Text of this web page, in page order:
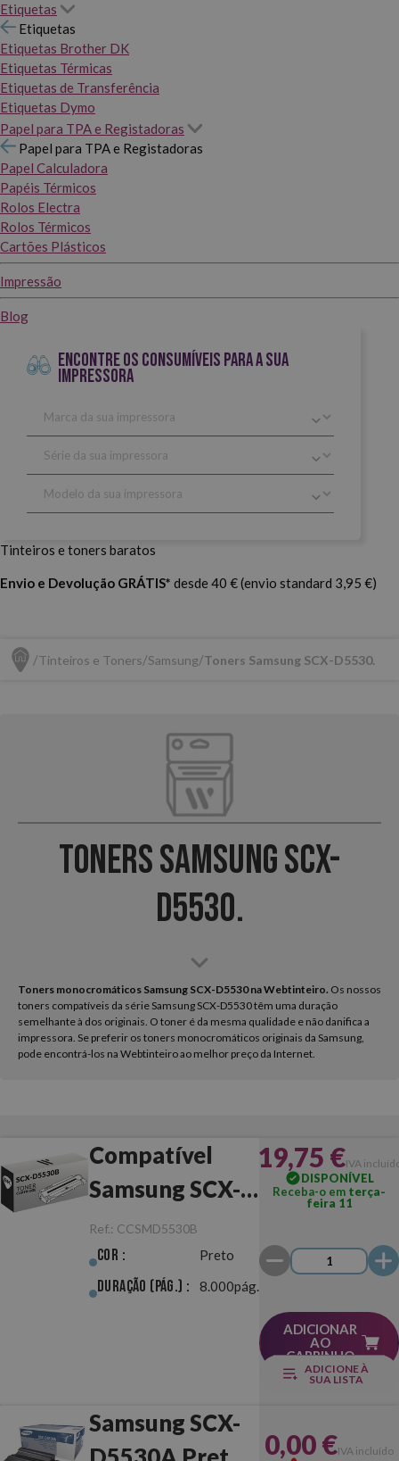
Etiquetas
Etiquetas
Etiquetas Brother DK
Etiquetas Térmicas
Etiquetas de Transferência
Etiquetas Dymo
Papel para TPA e Registadoras
Papel para TPA e Registadoras
Papel Calculadora
Papéis Térmicos
Rolos Electra
Rolos Térmicos
Cartões Plásticos
Impressão
Blog
ENCONTRE OS CONSUMÍVEIS PARA A SUA
IMPRESSORA
Tinteiros e toners baratos
Envio e Devolução GRÁTIS* desde 40 € (envio standard 3,95 €)
Tinteiros e Toners Samsung Toners Samsung SCX-D5530.
Toners Samsung SCX-
D5530.
Toners monocromáticos Samsung SCX-D5530 na Webtinteiro. Os nossos
toners compatíveis da série Samsung SCX-D5530 têm uma duração
semelhante à dos originais. O toner é da mesma qualidade e não danifica a
impressora. Se preferir os toners monocromáticos originais da Samsung,
pode encontrá-los na Webtinteiro ao melhor preço da Internet.
Compatível
Samsung SCX-
D5530B Preto
Ref.: CCSMD5530B
Cor : Preto
Duração (pág.) : 8.000pág.
19,75 €IVA
DISPONÍVEL
Receba-o em terça-
feira 11
ADICIONAR
AO
CARRINHO
ADICIONE À
SUA LISTA
Samsung SCX-
0,00 €IVA incluído